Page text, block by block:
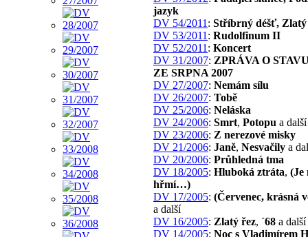
jazyk
DV 54/2011 : Stříbrný déšť,
DV 53/2011 : Rudolfinum II
DV 52/2011 : Koncert
DV 31/2007: ZPRÁVA O
ZE SRPNA 2007
DV 27/2007: Nemám sílu
DV 26/2007: Tobě
DV 25/2006: Neláska
DV 24/2006: Smrt, Potopu a další
DV 23/2006: Z nerezové misky
DV 21/2006: Janě, Nesvačily a
DV 20/2006: Průhledná tma
DV 18/2005: Hluboká ztráta, (Je
hřmí…)
DV 17/2005: (Červenec, krásná
a další
DV 16/2005: Zlatý řez, ´68 a další
DV 14/2005: Noc s Vladimírem